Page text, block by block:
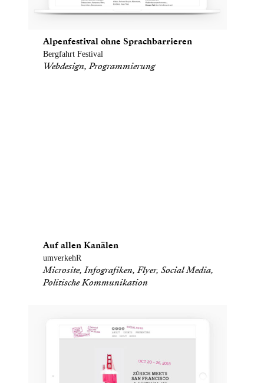
Alpenfestival ohne Sprachbarrieren
Bergfahrt Festival
Webdesign, Programmierung
Auf allen Kanälen
umverkehR
Microsite, Infografiken, Flyer, Social Media,
Politische Kommunikation